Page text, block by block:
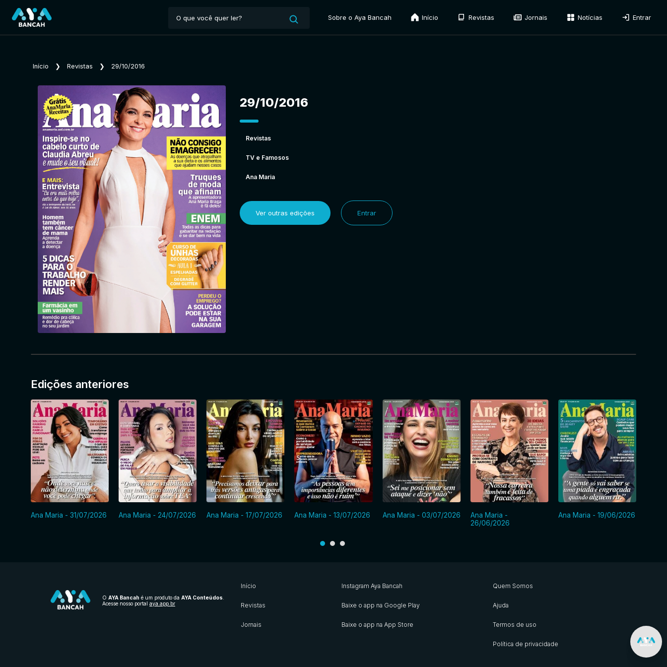
Sobre o Aya Bancah Início Revistas Jornais Notícias Entrar
Início ❯ Revistas ❯ 29/10/2016
29/10/2016
Revistas
TV e Famosos
Ana Maria
Ver outras edições Entrar
Edições anteriores
Ana Maria - 31/07/2026 Ana Maria - 24/07/2026 Ana Maria - 17/07/2026 Ana Maria - 13/07/2026 Ana Maria - 03/07/2026
Ana Maria -
26/06/2026
Ana Maria - 19/06/2026
O AYA Bancah é um produto da AYA Conteúdos
Acesse nosso portal aya.app.br
Início
Revistas
Jornais
Instagram Aya Bancah
Baixe o app na Google Play
Baixe o app na App Store
Quem Somos
Ajuda
Termos de uso
Política de privacidade